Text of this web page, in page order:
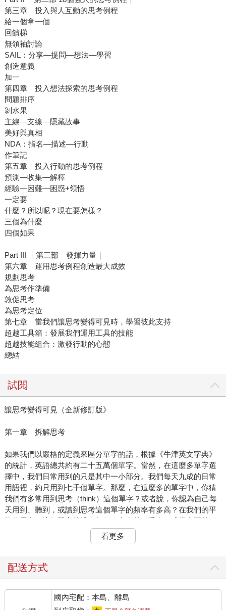
第三章 投入與人互動的思考例程
給一個拿一個
回饋梯
無領袖討論
SAIL：分享—提問—想法—學習
創造意義
加一
第四章 投入想法探索的思考例程
問題排序
剝水果
主線—支線—隱藏故事
美好與真相
NDA：指名—描述—行動
作筆記
第五章 投入行動的思考例程
預測—收集—解釋
經驗—困難—困惑+領悟
一定要
什麼？所以呢？現在要怎樣？
三個為什麼
四個如果
Part III ｜第三部 發揮力量｜
第六章 運用思考例程創造最大成效
規劃思考
為思考作準備
敦促思考
為思考定位
第七章 當我們讓思考變得可見時，學習彼此支持
超越工具箱：發展我們運用工具的技能
超越技能組合：激發行動的心態
總結
試閱
讓思考變得可見（全新修訂版》
第一章 拆解思考
如果我們以嚴格的定義來區分單字的話，根據《牛津英文字典》
的統計，英語總共約有二十五萬個單字。當然，在這麼多單字選
擇中，我們日常用到的只是其中一小部分。我們每天九成的日常
用語裡，約只用到七千個單字。那麼，在這麼多的單字中，你猜
我們有多常用到思考（think）這個單字？或者說，你認為自己每
天用到、聽到，或讀到思考這個單字的頻率有多高？在我們的平
均使用中，這個單字的排名如何？會在前一千名，或排在更前
從幾份列表的資料中發現，思考這個單字在書面文字的使用率是
常用的動詞中，思考名列第12！思考顯現這個單字在我們的言語
多了解「思考」真正所指的意思？當我們使用思考這個單字時，
聽的人又會如何解讀這個字？當我們告訴某人我們正在思考時，
看更多
配送方式
國內宅配：本島、離島